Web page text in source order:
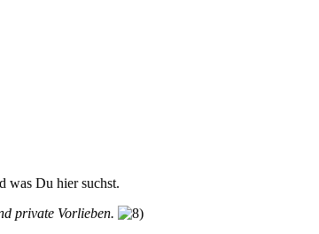
was Du hier suchst.
private Vorlieben.